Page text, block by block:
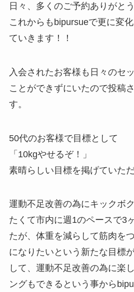
日々、多くのご予約ありがと
これからもbipursueで更に変
ていきます！！
入会されたお客様も日々のセ
ことができずにいたので投稿
す。
50代のお客様で目標として
「10kgやせるぞ！」
素晴らしい目標を掲げていた
運動不足改善の為にキックボ
たくて市内に週1のペースで3
たが、体重を減らして筋肉を
になりたいという新たな目標
して、運動不足改善の為に楽
ングもできるという事から